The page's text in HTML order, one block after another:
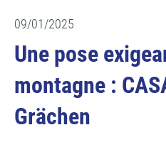
09/01/2025
Une pose
montagne :
Grächen